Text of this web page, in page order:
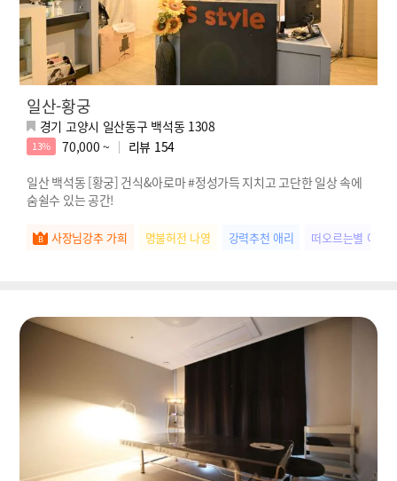
일산-황궁
경기 고양시 일산동구 백석동 1308
13% 70,000 ~ 리뷰 154
일산 백석동 [황궁] 건식&아로마 #정성가득 지치고 고단한 일상 속에
숨쉴수 있는 공간!
사장님강추 가희 명불허전 나영 강력추천 애리 떠오르는별 여름